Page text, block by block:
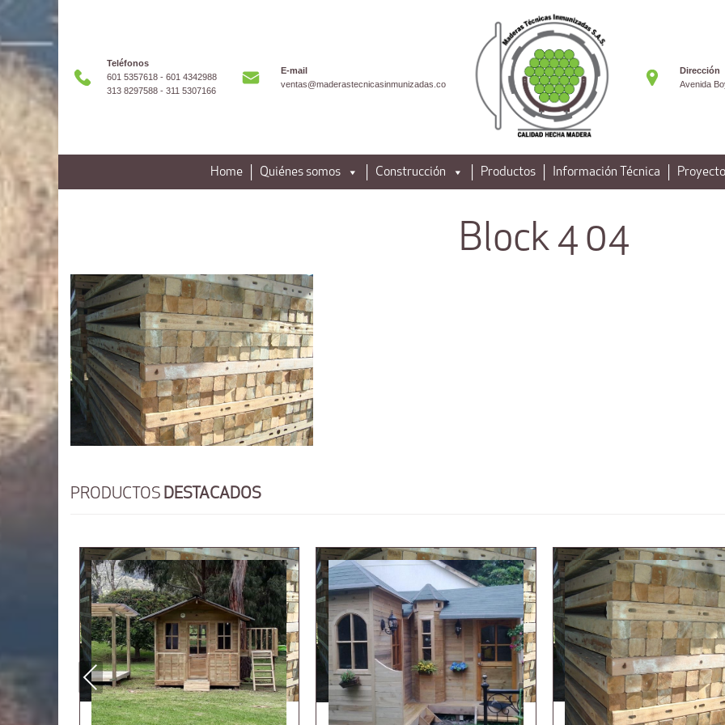
Teléfonos
601 5357618 - 601 4342988
313 8297588 - 311 5307166
E-mail
ventas@maderastecnicasinmunizadas.co
Dirección
Avenida
Home Quiénes somos Construcción Productos Información Técnica
Block 4 04
PRODUCTOS DESTACADOS
Previous